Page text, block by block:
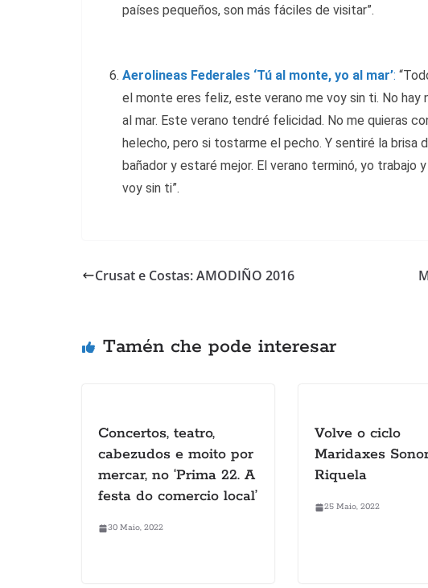
países pequeños, son más fáciles de visitar”.
Aerolineas Federales ‘Tú al monte, yo al mar’:
el monte eres feliz, este verano me voy sin ti. No hay
al mar. Este verano tendré felicidad. No me quieras
helecho, pero si tostarme el pecho. Y sentiré la brisa
bañador y estaré mejor. El verano terminó, yo trabajo
voy sin ti”.
Crusat e Costas: AMODIÑO 2016
Tamén che pode interesar
Concertos, teatro,
cabezudos e moito por
mercar, no ‘Prima 22. A
festa do comercio local’
30 Maio, 2022
Volve o ciclo
Maridaxes
Riquela
25 Maio, 2022